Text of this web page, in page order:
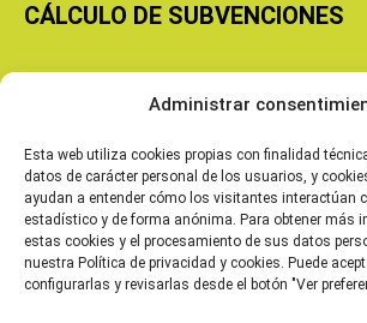
Administrar
Esta web utiliza cookies propias con finalidad
datos de carácter personal de los usuarios, y
ayudan a entender cómo los visitantes interactúan
estadístico y de forma anónima. Para obtener más
estas cookies y el procesamiento de sus datos
nuestra Política de privacidad y cookies. Puede
configurarlas y revisarlas desde el botón "Ver
CÁLCULO DE SUBVENCIONES